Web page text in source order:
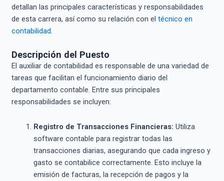
detallan las principales características y responsabilidades
de esta carrera, así como su relación con el técnico en
contabilidad.
Descripción del Puesto
El auxiliar de contabilidad es responsable de una variedad de
tareas que facilitan el funcionamiento diario del
departamento contable. Entre sus principales
responsabilidades se incluyen:
Registro de Transacciones Financieras: Utiliza
software contable para registrar todas las
transacciones diarias, asegurando que cada ingreso y
gasto se contabilice correctamente. Esto incluye la
emisión de facturas, la recepción de pagos y la